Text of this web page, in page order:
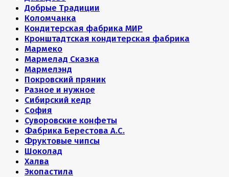
Добрые Традиции
Коломчанка
Кондитерская фабрика МИР
Кронштадтская кондитерская фабрика
Мармеко
Мармелад Сказка
Мармелэнд
Покровский пряник
Разное и нужное
Сибирский кедр
София
Суворовские конфеты
Фабрика Берестова А.С.
Фруктовые чипсы
Шоколад
Халва
Экопастила